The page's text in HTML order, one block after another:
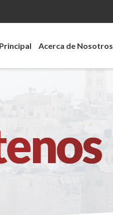
Principal Acerca de Nosotros